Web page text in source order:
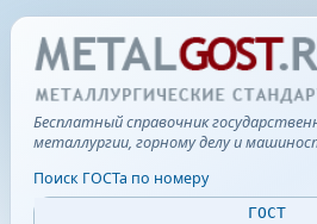
Бесплатный справочник
металлургии, горному делу и
Поиск ГОСТа по номеру
ГОСТ